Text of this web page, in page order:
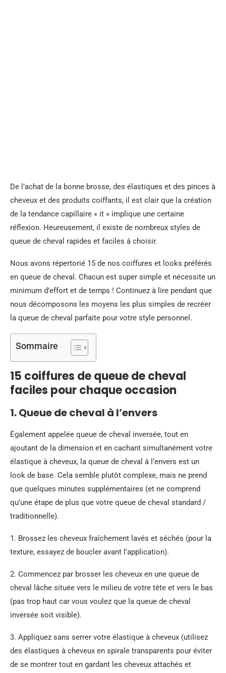
De l’achat de la bonne brosse, des élastiques et des pinces à
cheveux et des produits coiffants, il est clair que la création
de la tendance capillaire « it » implique une certaine
réflexion. Heureusement, il existe de nombreux styles de
queue de cheval rapides et faciles à choisir.
Nous avons répertorié 15 de nos coiffures et looks préférés
en queue de cheval. Chacun est super simple et nécessite un
minimum d’effort et de temps ! Continuez à lire pendant que
nous décomposons les moyens les plus simples de recréer
la queue de cheval parfaite pour votre style personnel.
Sommaire
15 coiffures de queue de cheval
faciles pour chaque occasion
1. Queue de cheval à l’envers
Également appelée queue de cheval inversée, tout en
ajoutant de la dimension et en cachant simultanément votre
élastique à cheveux, la queue de cheval à l’envers est un
look de base. Cela semble plutôt complexe, mais ne prend
que quelques minutes supplémentaires (et ne comprend
qu’une étape de plus que votre queue de cheval standard /
traditionnelle).
1. Brossez les cheveux fraîchement lavés et séchés (pour la
texture, essayez de boucler avant l’application).
2. Commencez par brosser les cheveux en une queue de
cheval lâche située vers le milieu de votre tête et vers le bas
(pas trop haut car vous voulez que la queue de cheval
inversée soit visible).
3. Appliquez sans serrer votre élastique à cheveux (utilisez
des élastiques à cheveux en spirale transparents pour éviter
de se montrer tout en gardant les cheveux attachés et